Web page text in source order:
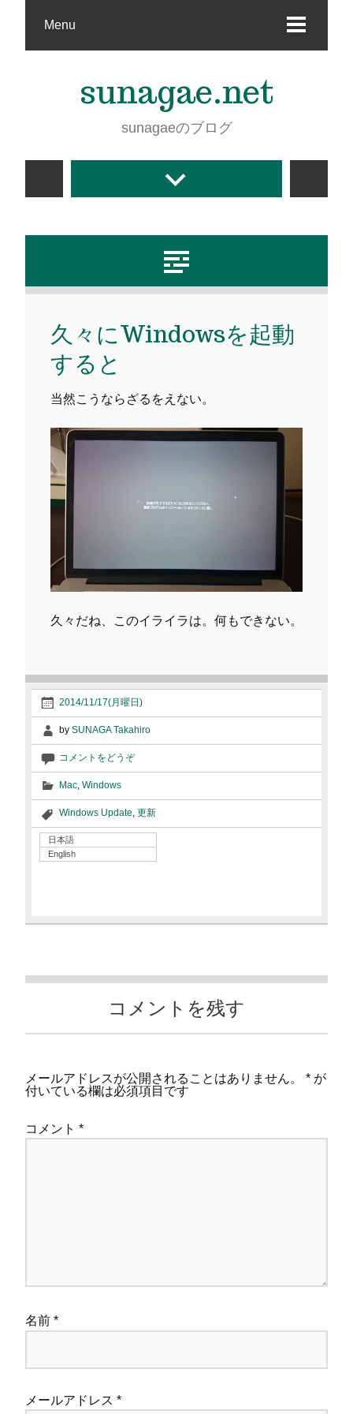
Menu
sunagae.net
sunagaeのブログ
久々にWindowsを起動
すると
当然こうならざるをえない。
久々だね、このイライラは。何もできない。
2014/11/17(月曜日)
by SUNAGA Takahiro
コメントをどうぞ
Mac, Windows
Windows Update, 更新
日本語
English
コメントを残す
メールアドレスが公開されることはありません。 * が
付いている欄は必須項目です
コメント *
名前 *
メールアドレス *